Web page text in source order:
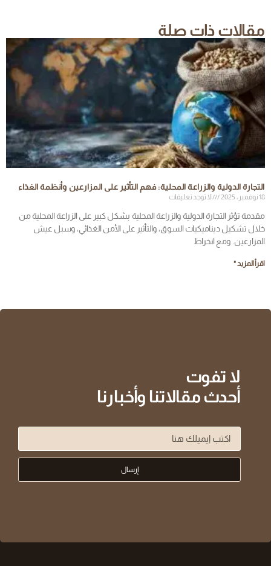
مقالات ذات صلة
التجارة الدولية والزراعة المحلية: فهم التأثير على المزارعين وأنظمة الغذاء
18 نوفمبر، 2025 لا توجد تعليقات
مقدمة تؤثر التجارة الدولية والزراعة المحلية بشكل كبير على الزراعة المحلية من
خلال تشكيل ديناميكيات السوق، والتأثير على الأمن الغذائي، وسبل عيش
المزارعين. ومع انخراط
اقرأ المزيد "
لا تفوت
أحدث مقالاتنا وأخبارنا
إرسال